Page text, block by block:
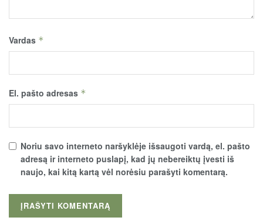
Vardas *
El. pašto adresas *
Noriu savo interneto naršyklėje išsaugoti vardą, el. pašto
adresą ir interneto puslapį, kad jų nebereiktų įvesti iš
naujo, kai kitą kartą vėl norėsiu parašyti komentarą.